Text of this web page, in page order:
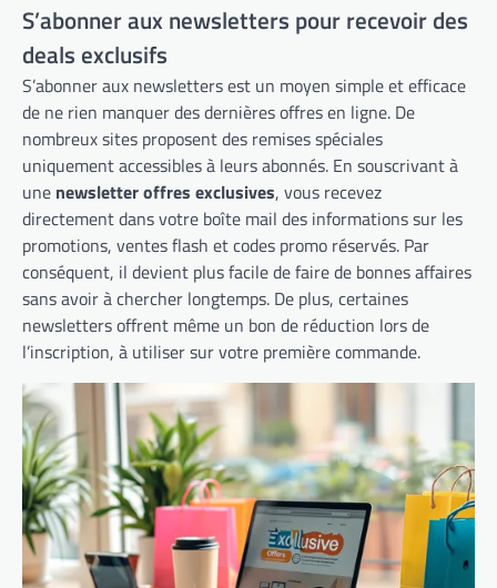
S’abonner aux newsletters pour recevoir des
deals exclusifs
S’abonner aux newsletters est un moyen simple et efficace
de ne rien manquer des dernières offres en ligne. De
nombreux sites proposent des remises spéciales
uniquement accessibles à leurs abonnés. En souscrivant à
une newsletter offres exclusives, vous recevez
directement dans votre boîte mail des informations sur les
promotions, ventes flash et codes promo réservés. Par
conséquent, il devient plus facile de faire de bonnes affaires
sans avoir à chercher longtemps. De plus, certaines
newsletters offrent même un bon de réduction lors de
l’inscription, à utiliser sur votre première commande.